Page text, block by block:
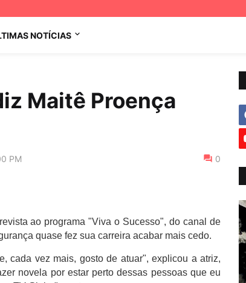
NOTÍCIAS
Maitê Proença
PM 0
ao programa "Viva o Sucesso", do canal de
quase fez sua carreira acabar mais cedo.
cada vez mais, gosto de atuar", explicou a atriz,
novela por estar perto dessas pessoas que eu